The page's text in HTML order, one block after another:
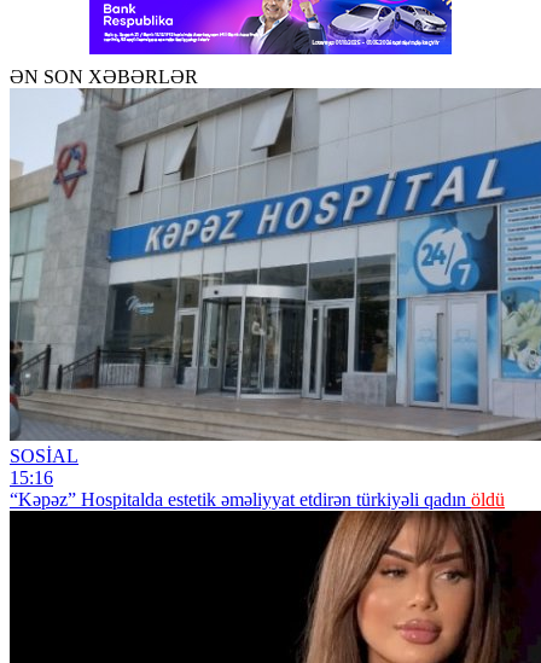
ƏN SON XƏBƏRLƏR
SOSİAL
15:16
“Kəpəz” Hospitalda estetik əməliyyat etdirən türkiyəli qadın öldü